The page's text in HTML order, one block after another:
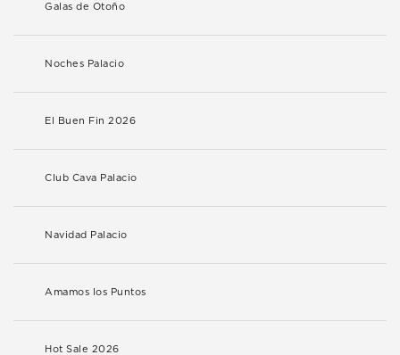
Galas de Otoño
Noches Palacio
El Buen Fin 2026
Club Cava Palacio
Navidad Palacio
Amamos los Puntos
Hot Sale 2026